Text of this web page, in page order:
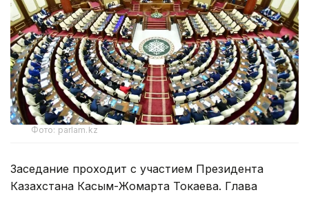
Фото: parlam.kz
Заседание проходит с участием Президента
Казахстана Касым-Жомарта Токаева. Глава